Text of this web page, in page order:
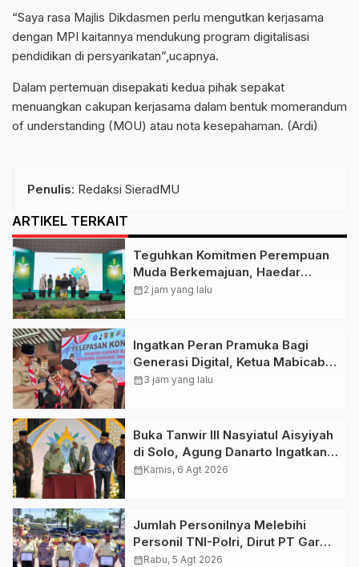
“Saya rasa Majlis Dikdasmen perlu mengutkan kerjasama
dengan MPI kaitannya mendukung program digitalisasi
pendidikan di persyarikatan”,ucapnya.
Dalam pertemuan disepakati kedua pihak sepakat
menuangkan cakupan kerjasama dalam bentuk momerandum
of understanding (MOU) atau nota kesepahaman. (Ardi)
Penulis: Redaksi SieradMU
ARTIKEL TERKAIT
Teguhkan Komitmen Perempuan
Muda Berkemajuan, Haedar
Nashir Buka Muktamar ke-15
calendar_month2 jam yang lalu
Ingatkan Peran Pramuka Bagi
Generasi Digital, Ketua Mabicab
Gerakan Pramuka Klaten Lepas
calendar_month3 jam yang lalu
Buka Tanwir III Nasyiatul Aisyiyah
di Solo, Agung Danarto Ingatkan
Tigal Hal Ini Untuk Para Kader NA
calendar_monthKamis, 6 Agt 2026
Jumlah Personilnya Melebihi
Personil TNI-Polri, Dirut PT Garda
Total Security Klaten Tegaskan
calendar_monthRabu, 5 Agt 2026